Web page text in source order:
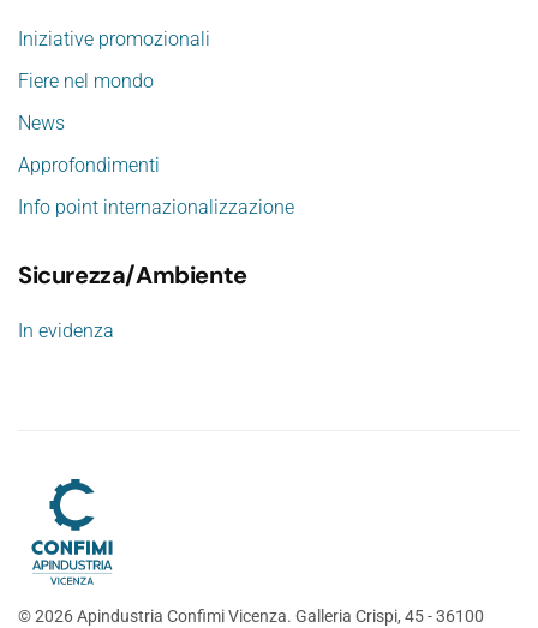
Iniziative promozionali
Fiere nel mondo
News
Approfondimenti
Info point internazionalizzazione
Sicurezza/Ambiente
In evidenza
©2026Apindustria Confimi Vicenza. Galleria Crispi, 45 - 36100